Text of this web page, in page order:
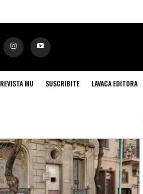
REVISTA MU SUSCRIBITE LAVACA EDITORA